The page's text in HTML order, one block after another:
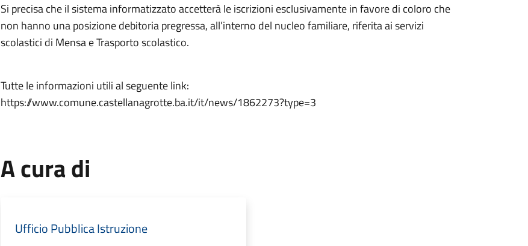
Si precisa che il sistema informatizzato accetterà le iscrizioni esclusivamente in favore di coloro che
non hanno una posizione debitoria pregressa, all’interno del nucleo familiare, riferita ai servizi
scolastici di Mensa e Trasporto scolastico.
Tutte le informazioni utili al seguente link:
https://www.comune.castellanagrotte.ba.it/it/news/1862273?type=3
A cura di
Ufficio Pubblica Istruzione